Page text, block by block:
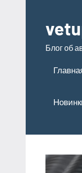
содержимому
Блог об